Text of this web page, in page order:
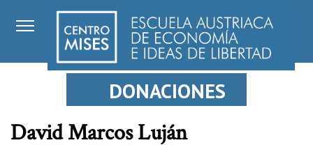
DONACIONES
David Marcos Luján